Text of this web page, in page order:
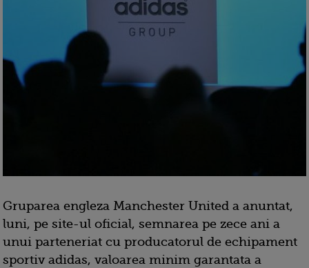
Gruparea engleza Manchester United a anuntat,
luni, pe site-ul oficial, semnarea pe zece ani a
unui parteneriat cu producatorul de echipament
sportiv adidas, valoarea minim garantata a